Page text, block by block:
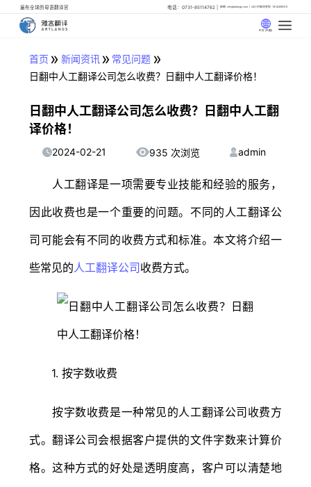
遍布全球的母语翻译官 电话：0731-85114762 邮箱: info@artlangs.com 24小时翻译管家: 18142666316
中文 (中国)
首页 » 新闻资讯» 常见问题 »
日翻中人工翻译公司怎么收费？日翻中人工翻译价格！
日翻中人工翻译公司怎么收费？日翻中人工翻
译价格！
2024-02-21 935 次浏览 admin
人工翻译是一项需要专业技能和经验的服务，
因此收费也是一个重要的问题。不同的人工翻译公
司可能会有不同的收费方式和标准。本文将介绍一
些常见的人工翻译公司收费方式。
1. 按字数收费
按字数收费是一种常见的人工翻译公司收费方
式。翻译公司会根据客户提供的文件字数来计算价
格。这种方式的好处是透明度高，客户可以清楚地